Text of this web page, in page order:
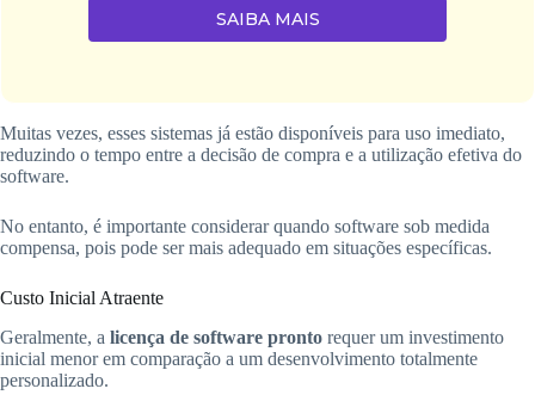
SAIBA MAIS
Muitas vezes, esses sistemas já estão disponíveis para uso imediato,
reduzindo o tempo entre a decisão de compra e a utilização efetiva do
software.
No entanto, é importante considerar quando software sob medida
compensa, pois pode ser mais adequado em situações específicas.
Custo Inicial Atraente
Geralmente, a licença de software pronto requer um investimento
inicial menor em comparação a um desenvolvimento totalmente
personalizado.